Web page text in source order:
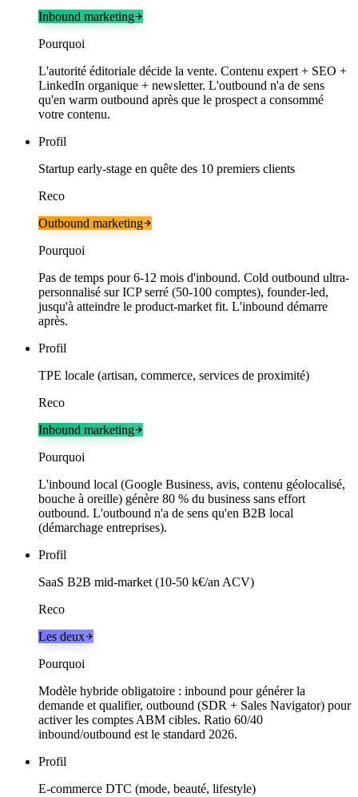
Inbound marketing
Pourquoi
L'autorité éditoriale décide la vente. Contenu expert + SEO +
LinkedIn organique + newsletter. L'outbound n'a de sens
qu'en warm outbound après que le prospect a consommé
votre contenu.
Profil
Startup early-stage en quête des 10 premiers clients
Reco
Outbound marketing
Pourquoi
Pas de temps pour 6-12 mois d'inbound. Cold outbound ultra-
personnalisé sur ICP serré (50-100 comptes), founder-led,
jusqu'à atteindre le product-market fit. L'inbound démarre
après.
Profil
TPE locale (artisan, commerce, services de proximité)
Reco
Inbound marketing
Pourquoi
L'inbound local (Google Business, avis, contenu géolocalisé,
bouche à oreille) génère 80 % du business sans effort
outbound. L'outbound n'a de sens qu'en B2B local
(démarchage entreprises).
Profil
SaaS B2B mid-market (10-50 k€/an ACV)
Reco
Les deux
Pourquoi
Modèle hybride obligatoire : inbound pour générer la
demande et qualifier, outbound (SDR + Sales Navigator) pour
activer les comptes ABM cibles. Ratio 60/40
inbound/outbound est le standard 2026.
Profil
E-commerce DTC (mode, beauté, lifestyle)